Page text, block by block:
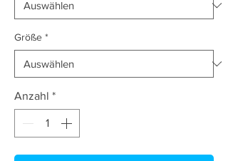
Größe *
Anzahl *